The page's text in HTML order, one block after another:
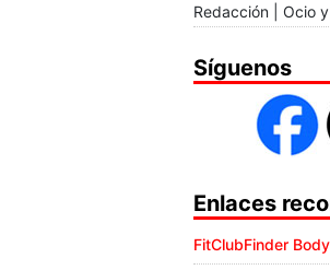
Redacción | Ocio
Síguenos
Enlaces
FitClubFinder